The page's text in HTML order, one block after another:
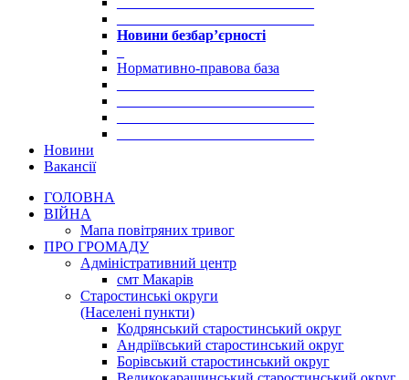
Новини безбар’єрності
Нормативно-правова база
Новини
Вакансії
ГОЛОВНА
ВІЙНА
Мапа повітряних тривог
ПРО ГРОМАДУ
Aдміністративний центр
смт Макарів
Старостинські округи
(Населені пункти)
Кодрянський старостинський округ
Андріївський старостинський округ
Борівський старостинський округ